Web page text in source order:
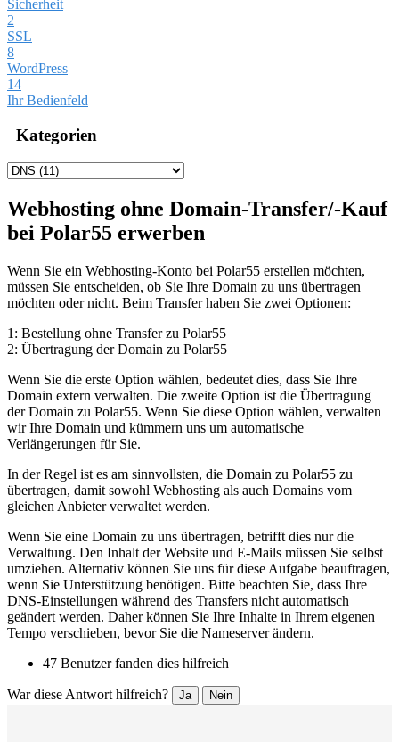
Sicherheit
2
SSL
8
WordPress
14
Ihr Bedienfeld
Kategorien
Webhosting ohne Domain-Transfer/-Kauf
bei Polar55 erwerben
Wenn Sie ein Webhosting-Konto bei Polar55 erstellen möchten,
müssen Sie entscheiden, ob Sie Ihre Domain zu uns übertragen
möchten oder nicht. Beim Transfer haben Sie zwei Optionen:
1: Bestellung ohne Transfer zu Polar55
2: Übertragung der Domain zu Polar55
Wenn Sie die erste Option wählen, bedeutet dies, dass Sie Ihre
Domain extern verwalten. Die zweite Option ist die Übertragung
der Domain zu Polar55. Wenn Sie diese Option wählen, verwalten
wir Ihre Domain und kümmern uns um automatische
Verlängerungen für Sie.
In der Regel ist es am sinnvollsten, die Domain zu Polar55 zu
übertragen, damit sowohl Webhosting als auch Domains vom
gleichen Anbieter verwaltet werden.
Wenn Sie eine Domain zu uns übertragen, betrifft dies nur die
Verwaltung. Den Inhalt der Website und E-Mails müssen Sie selbst
umziehen. Alternativ können Sie uns für diese Aufgabe beauftragen,
wenn Sie Unterstützung benötigen. Bitte beachten Sie, dass Ihre
DNS-Einstellungen während des Transfers nicht automatisch
geändert werden. Daher können Sie Ihre Inhalte in Ihrem eigenen
Tempo verschieben, bevor Sie die Nameserver ändern.
47 Benutzer fanden dies hilfreich
War diese Antwort hilfreich? Ja Nein